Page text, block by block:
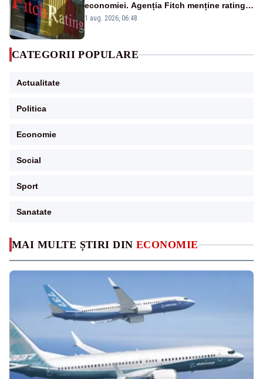
MAI MULTE ȘTIRI DIN ECONOMIE
economiei. Agenția Fitch menține ratingul
„BBB-” cu perspectivă negativă
1 aug. 2026, 06:48
CATEGORII POPULARE
Actualitate
Politica
Economie
Social
Sport
Sanatate